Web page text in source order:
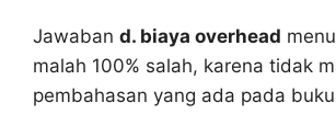
Jawaban d. biaya overhead
malah 100% salah, karena tidak
pembahasan yang ada pada